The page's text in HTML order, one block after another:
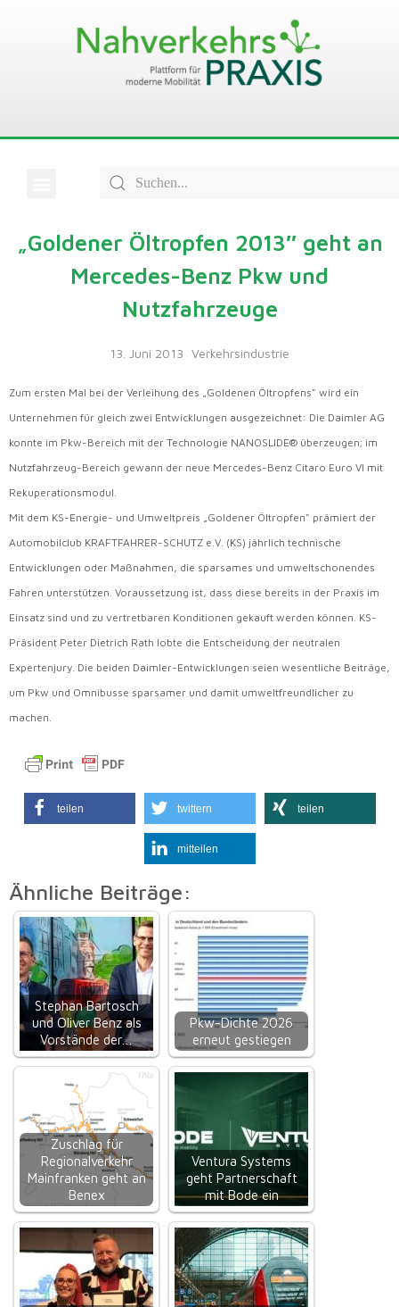
„Goldener Öltropfen 2013″ geht an
Mercedes-Benz Pkw und
Nutzfahrzeuge
13. Juni 2013 Verkehrsindustrie
Zum ersten Mal bei der Verleihung des „Goldenen Öltropfens" wird ein
Unternehmen für gleich zwei Entwicklungen ausgezeichnet: Die Daimler AG
konnte im Pkw-Bereich mit der Technologie NANOSLIDE® überzeugen; im
Nutzfahrzeug-Bereich gewann der neue Mercedes-Benz Citaro Euro VI mit
Rekuperationsmodul.
Mit dem KS-Energie- und Umweltpreis „Goldener Öltropfen" prämiert der
Automobilclub KRAFTFAHRER-SCHUTZ e.V. (KS) jährlich technische
Entwicklungen oder Maßnahmen, die sparsames und umweltschonendes
Fahren unterstützen. Voraussetzung ist, dass diese bereits in der Praxis im
Einsatz sind und zu vertretbaren Konditionen gekauft werden können. KS-
Präsident Peter Dietrich Rath lobte die Entscheidung der neutralen
Expertenjury. Die beiden Daimler-Entwicklungen seien wesentliche Beiträge,
um Pkw und Omnibusse sparsamer und damit umweltfreundlicher zu
machen.
teilen twittern teilen
mitteilen
Ähnliche Beiträge:
Stephan Bartosch
und Oliver Benz als
Vorstände der…
Pkw-Dichte 2026
erneut gestiegen
Zuschlag für
Regionalverkehr
Mainfranken geht an
Benex
Ventura Systems
geht Partnerschaft
mit Bode ein